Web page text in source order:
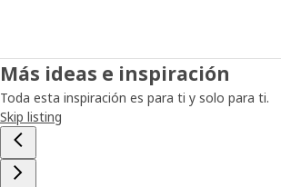
Más ideas e inspiración
Toda esta inspiración es para ti y solo para ti.
Skip listing